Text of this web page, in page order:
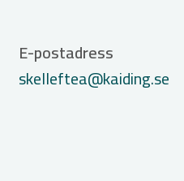
E-postadress
skelleftea@kaiding.se